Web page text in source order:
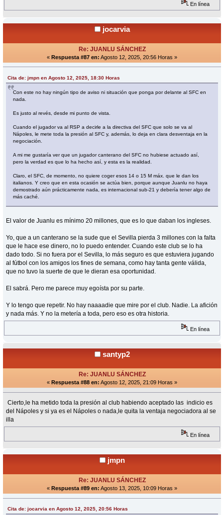
En línea
jocarvia
Re: JUANLU SÁNCHEZ
« Respuesta #87 en: Agosto 12, 2025, 20:56 Horas »
Cita de: jmpn en Agosto 12, 2025, 18:30 Horas
Con este no hay ningún tipo de aviso ni situación que ponga por delante al SFC en
nada.
Es justo al revés, desde mi punto de vista.
Cuando el jugador va al RSP a decirle a la directiva del SFC que solo se va al
Nápoles, le mete toda la presión al SFC y, además, lo deja en clara desventaja en la
negociación.
A mi me gustaría ver que un jugador canterano del SFC no hubiese actuado así,
pero la verdad es que lo ha hecho así, y esta es la realidad.
Claro, el SFC, de momento, no quiere coger esos 14 o 15 M máx. que le dan los
italianos. Y creo que en esta ocasión se actúa bien, porque aunque Juanlu no haya
demostrado aún prácticamente nada, es internacional sub-21 y debería tener algo de
más caché.
El valor de Juanlu es mínimo 20 millones, que es lo que daban los ingleses.
Yo, que a un canterano se la sude que el Sevilla pierda 3 millones con la falta
que le hace ese dinero, no lo puedo entender. Cuando este club se lo ha
dado todo. Si no fuera por el Sevilla, lo más seguro es que estuviera jugando
al fútbol con los amigos los fines de semana, como hay tanta gente válida,
que no tuvo la suerte de que le dieran esa oportunidad.
El sabrá. Pero me parece muy egoísta por su parte.
Y lo tengo que repetir. No hay naaaadie que mire por el club. Nadie. La afición
y nada más. Y no la metería a toda, pero eso es otra historia.
En línea
santyp2
Re: JUANLU SÁNCHEZ
« Respuesta #88 en: Agosto 12, 2025, 21:09 Horas »
Cierto,le ha metido toda la presión al club habiendo aceptado las indicio es
del Nápoles y si ya es el Nápoles o nada,le quita la ventaja negociadora al se
illa
En línea
jmpn
Re: JUANLU SÁNCHEZ
« Respuesta #89 en: Agosto 13, 2025, 10:09 Horas »
Cita de: jocarvia en Agosto 12, 2025, 20:56 Horas